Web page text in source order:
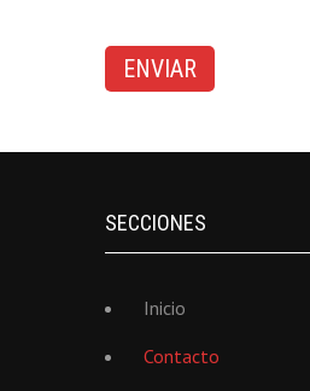
SECCIONES
Inicio
Contacto